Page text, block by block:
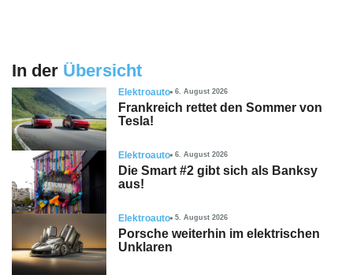
In der Übersicht
Elektroauto 6. August 2026
Frankreich rettet den Sommer von
Tesla!
Elektroauto 6. August 2026
Die Smart #2 gibt sich als Banksy
aus!
Elektroauto 5. August 2026
Porsche weiterhin im elektrischen
Unklaren